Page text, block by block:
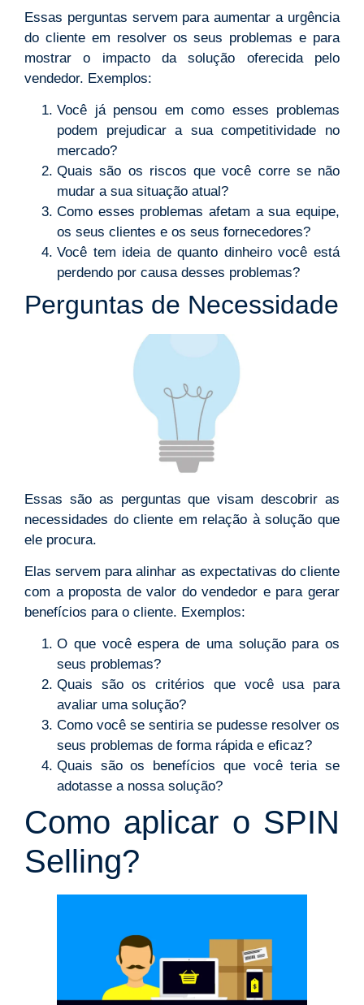
Essas perguntas servem para aumentar a urgência
do cliente em resolver os seus problemas e para
mostrar o impacto da solução oferecida pelo
vendedor. Exemplos:
Você já pensou em como esses problemas
podem prejudicar a sua competitividade no
mercado?
Quais são os riscos que você corre se não
mudar a sua situação atual?
Como esses problemas afetam a sua equipe,
os seus clientes e os seus fornecedores?
Você tem ideia de quanto dinheiro você está
perdendo por causa desses problemas?
Perguntas de Necessidade
Essas são as perguntas que visam descobrir as
necessidades do cliente em relação à solução que
ele procura.
Elas servem para alinhar as expectativas do cliente
com a proposta de valor do vendedor e para gerar
benefícios para o cliente. Exemplos:
O que você espera de uma solução para os
seus problemas?
Quais são os critérios que você usa para
avaliar uma solução?
Como você se sentiria se pudesse resolver os
seus problemas de forma rápida e eficaz?
Quais são os benefícios que você teria se
adotasse a nossa solução?
Como aplicar o SPIN
Selling?